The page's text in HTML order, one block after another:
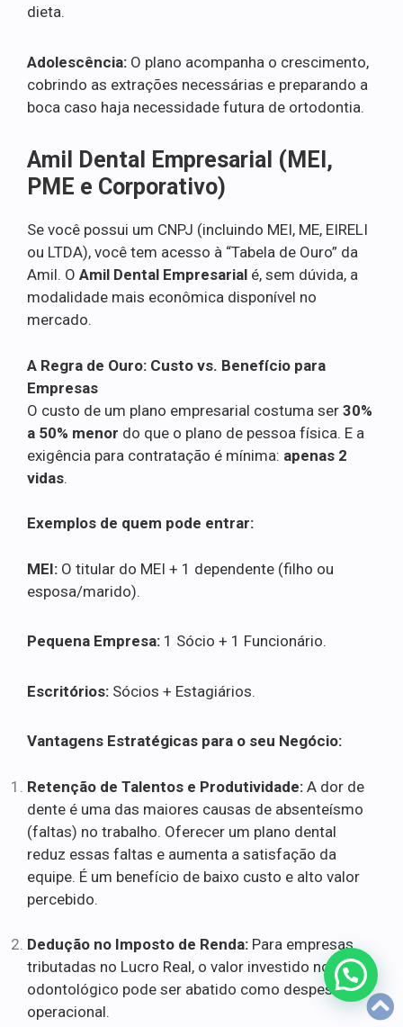
dieta.
Adolescência: O plano acompanha o crescimento,
cobrindo as extrações necessárias e preparando a
boca caso haja necessidade futura de ortodontia.
Amil Dental Empresarial (MEI,
PME e Corporativo)
Se você possui um CNPJ (incluindo MEI, ME, EIRELI
ou LTDA), você tem acesso à “Tabela de Ouro” da
Amil. O Amil Dental Empresarial é, sem dúvida, a
modalidade mais econômica disponível no
mercado.
A Regra de Ouro: Custo vs. Benefício para
Empresas
O custo de um plano empresarial costuma ser 30%
a 50% menor do que o plano de pessoa física. E a
exigência para contratação é mínima: apenas 2
vidas.
Exemplos de quem pode entrar:
MEI: O titular do MEI + 1 dependente (filho ou
esposa/marido).
Pequena Empresa: 1 Sócio + 1 Funcionário.
Escritórios: Sócios + Estagiários.
Vantagens Estratégicas para o seu Negócio:
Retenção de Talentos e Produtividade: A dor de
dente é uma das maiores causas de absenteísmo
(faltas) no trabalho. Oferecer um plano dental
reduz essas faltas e aumenta a satisfação da
equipe. É um benefício de baixo custo e alto valor
percebido.
Dedução no Imposto de Renda: Para empresas
tributadas no Lucro Real, o valor investido no plano
odontológico pode ser abatido como despesa
operacional.